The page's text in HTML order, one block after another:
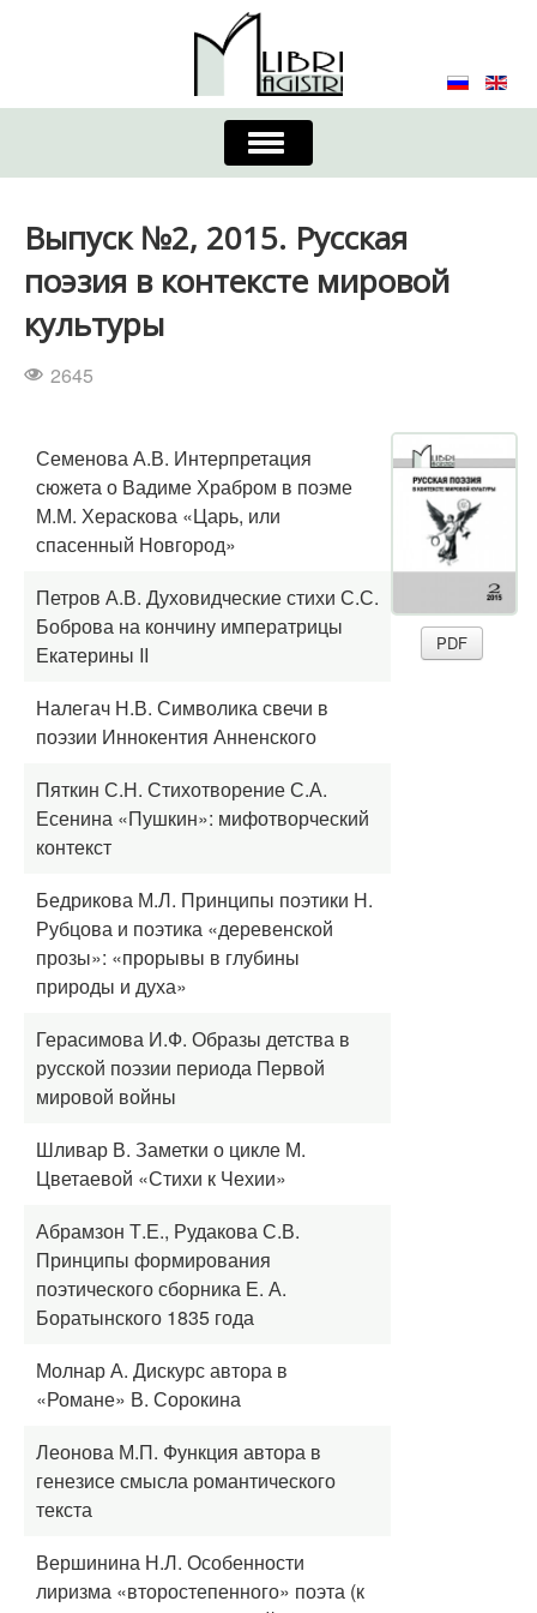
Включить/
выключить
навигацию
Журнал
Требования к оформлению
Порядок приема и публикации
Выпуск №2, 2015. Русская
поэзия в контексте мировой
культуры
2645
PDF
Семенова А.В. Интерпретация
сюжета о Вадиме Храбром в поэме
М.М. Хераскова «Царь, или
спасенный Новгород»
Петров А.В. Духовидческие стихи С.С.
Боброва на кончину императрицы
Екатерины II
Налегач Н.В. Символика свечи в
поэзии Иннокентия Анненского
Пяткин С.Н. Стихотворение С.А.
Есенина «Пушкин»: мифотворческий
контекст
Бедрикова М.Л. Принципы поэтики Н.
Рубцова и поэтика «деревенской
прозы»: «прорывы в глубины
природы и духа»
Герасимова И.Ф. Образы детства в
русской поэзии периода Первой
мировой войны
Шливар В. Заметки о цикле М.
Цветаевой «Стихи к Чехии»
Абрамзон Т.Е., Рудакова С.В.
Принципы формирования
поэтического сборника Е. А.
Боратынского 1835 года
Молнар А. Дискурс автора в
«Романе» В. Сорокина
Леонова М.П. Функция автора в
генезисе смысла романтического
текста
Вершинина Н.Л. Особенности
лиризма «второстепенного» поэта (к